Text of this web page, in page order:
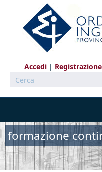
Salta al contenuto principale
Accedi
Cerca
formazione